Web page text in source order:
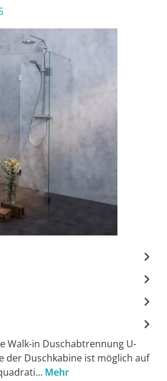
Walk-in Duschabtrennung U-
der Duschkabine ist möglich auf
Mehr